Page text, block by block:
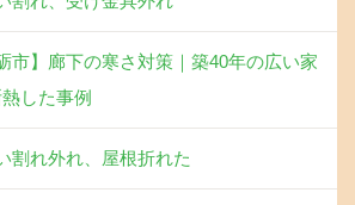
市】廊下の寒さ対策｜築40年の広い家
熱した事例
割れ外れ、屋根折れた